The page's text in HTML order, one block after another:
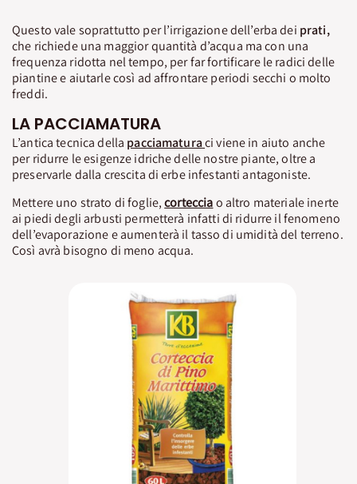
Questo vale soprattutto per l’irrigazione dell’erba dei prati,
che richiede una maggior quantità d’acqua ma con una
frequenza ridotta nel tempo, per far fortificare le radici delle
piantine e aiutarle così ad affrontare periodi secchi o molto
freddi.
LA PACCIAMATURA
L’antica tecnica della pacciamaturaci viene in aiuto anche
per ridurre le esigenze idriche delle nostre piante, oltre a
preservarle dalla crescita di erbe infestanti antagoniste.
Mettere uno strato di foglie,cortecciao altro materiale inerte
ai piedi degli arbusti permetterà infatti di ridurre il fenomeno
dell’evaporazione e aumenterà il tasso di umidità del terreno.
Così avrà bisogno di meno acqua.